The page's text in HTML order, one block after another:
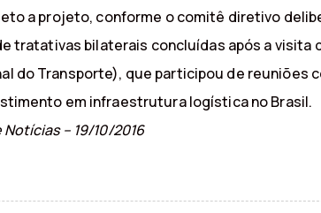
a projeto, conforme o comitê diretivo
tratativas bilaterais concluídas após a visita
do Transporte), que participou de
em infraestrutura logística no Brasil.
– 19/10/2016